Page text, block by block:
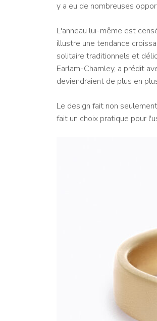
y a eu de nombreuses
L'anneau lui-même est
illustre une tendance
solitaire traditionnels et
Earlam-Charnley, a prédit
deviendraient de plus en
Le design fait non
fait un choix pratique pour